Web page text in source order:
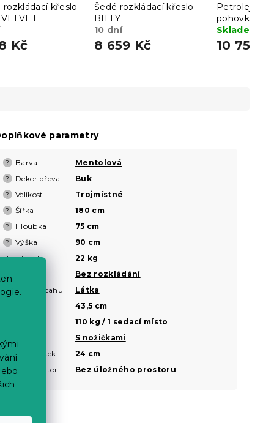
rozkládací křeslo
Kč
Šedé rozkládací křeslo
BILLY
10 dní
8 659 Kč
Petrolejová
pohovka
12
Skladem
10 750
parametry
? Barva Mentolová
? Dekor dřeva Buk
? Velikost Trojmístné
? Šířka 180 cm
? Hloubka 75 cm
? Výška
90 cm
Hmotnost
22 kg
Bez rozkládání
Materiál potahu
Látka
43,5 cm
110 kg / 1 sedací místo
S nožičkami
Výška nožiček
24 cm
Úložný prostor
Bez úložného prostoru